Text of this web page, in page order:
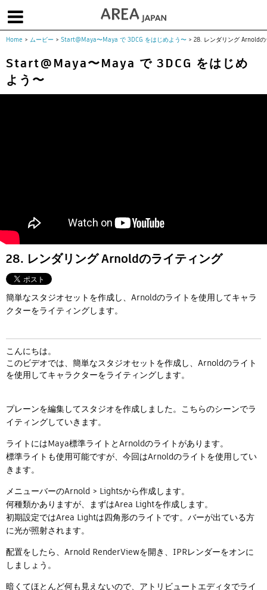
About us
Home > ムービー > Start@Maya〜Maya で 3DCG をはじめよう〜 > 28. レンダリング Arnold
Start@Maya〜Maya で 3DCG をはじめ
よう〜
28. レンダリング Arnoldのライティング
簡単なスタジオセットを作成し、Arnoldのライトを使用してキャラ
クターをライティングします。
こんにちは。
このビデオでは、簡単なスタジオセットを作成し、Arnoldのライト
を使用してキャラクターをライティングします。
プレーンを編集してスタジオを作成しました。こちらのシーンでラ
イティングしていきます。
ライトにはMaya標準ライトとArnoldのライトがあります。
標準ライトも使用可能ですが、今回はArnoldのライトを使用してい
きます。
メニューバーのArnold > Lightsから作成します。
何種類かありますが、まずはArea Lightを作成します。
初期設定ではArea Lightは四角形のライトです。バーが出ている方
に光が照射されます。
配置をしたら、Arnold RenderViewを開き、IPRレンダーをオンに
しましょう。
暗くてほとんど何も見えないので、アトリビュートエディタでライ